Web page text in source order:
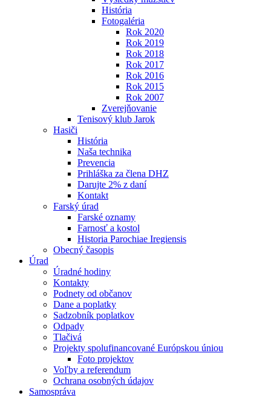
História
Fotogaléria
Rok 2020
Rok 2019
Rok 2018
Rok 2017
Rok 2016
Rok 2015
Rok 2007
Zverejňovanie
Tenisový klub Jarok
Hasiči
História
Naša technika
Prevencia
Prihláška za člena DHZ
Darujte 2% z daní
Kontakt
Farský úrad
Farské oznamy
Farnosť a kostol
Historia Parochiae Iregiensis
Obecný časopis
Úrad
Úradné hodiny
Kontakty
Podnety od občanov
Dane a poplatky
Sadzobník poplatkov
Odpady
Tlačivá
Projekty spolufinancované Európskou úniou
Foto projektov
Voľby a referendum
Ochrana osobných údajov
Samospráva